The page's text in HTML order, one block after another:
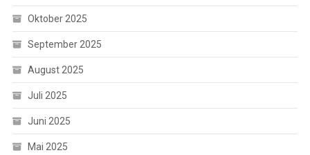
Oktober 2025
September 2025
August 2025
Juli 2025
Juni 2025
Mai 2025